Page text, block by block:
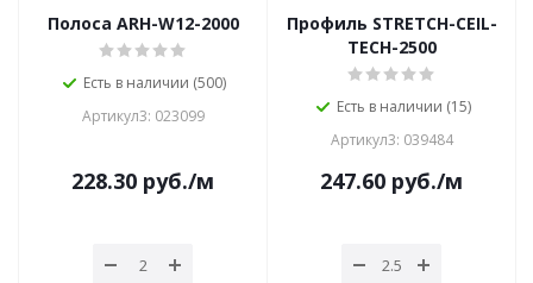
Полоса ARH-W12-2000
Есть в наличии (500)
Артикул3: 023099
228.30 руб./м
Профиль STRETCH-CEIL-
TECH-2500
Есть в наличии (15)
Артикул3: 039484
247.60 руб./м